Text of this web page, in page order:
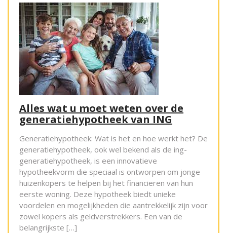
Alles wat u moet weten over de
generatiehypotheek van ING
Generatiehypotheek: Wat is het en hoe werkt het? De
generatiehypotheek, ook wel bekend als de ing-
generatiehypotheek, is een innovatieve
hypotheekvorm die speciaal is ontworpen om jonge
huizenkopers te helpen bij het financieren van hun
eerste woning. Deze hypotheek biedt unieke
voordelen en mogelijkheden die aantrekkelijk zijn voor
zowel kopers als geldverstrekkers. Een van de
belangrijkste […]